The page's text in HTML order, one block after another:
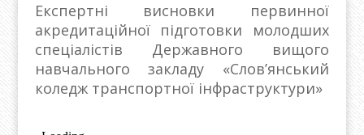
Експертні висновки первинної
акредитаційної підготовки молодших
спеціалістів Державного вищого
навчального закладу «Слов’янський
коледж транспортної інфраструктури»